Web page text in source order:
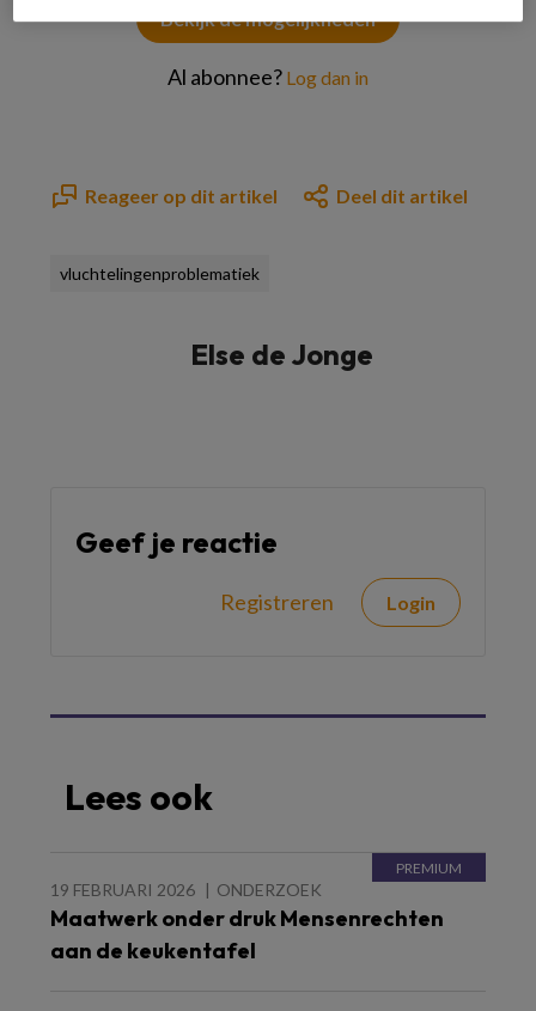
Bekijk de mogelijkheden
Al abonnee? Log dan in
Reageer op dit artikel Deel dit artikel
vluchtelingenproblematiek
Else de Jonge
Geef je reactie
Registreren Login
Lees ook
19 FEBRUARI 2026 ONDERZOEK
Maatwerk onder druk Mensenrechten
aan de keukentafel